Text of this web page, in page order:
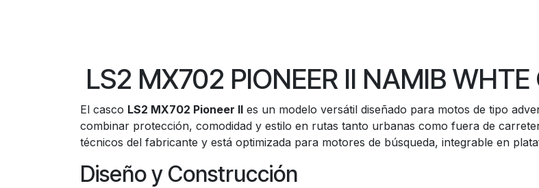
LS2 MX702 PIONEER II NAMIB WHTE
El casco LS2 MX702 Pioneer II es un modelo versátil diseñado para motos de tipo
combinar protección, comodidad y estilo en rutas tanto urbanas como fuera de
técnicos del fabricante y está optimizada para motores de búsqueda, integrable en
Diseño y Construcción